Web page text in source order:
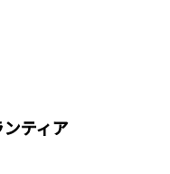
ティア